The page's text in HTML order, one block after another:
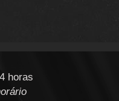
horas